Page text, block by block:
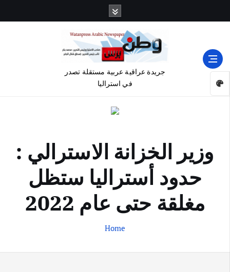
جريدة عراقية عربية مستقلة تصدر
في استراليا
وزير الخزانة الاسترالي :
حدود أستراليا ستظل
مغلقة حتى عام 2022
Home